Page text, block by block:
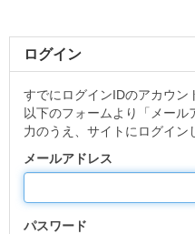
ログイン
すでにログインIDのアカウン
以下のフォームより「メール
力のうえ、サイトにログイン
メールアドレス
パスワード